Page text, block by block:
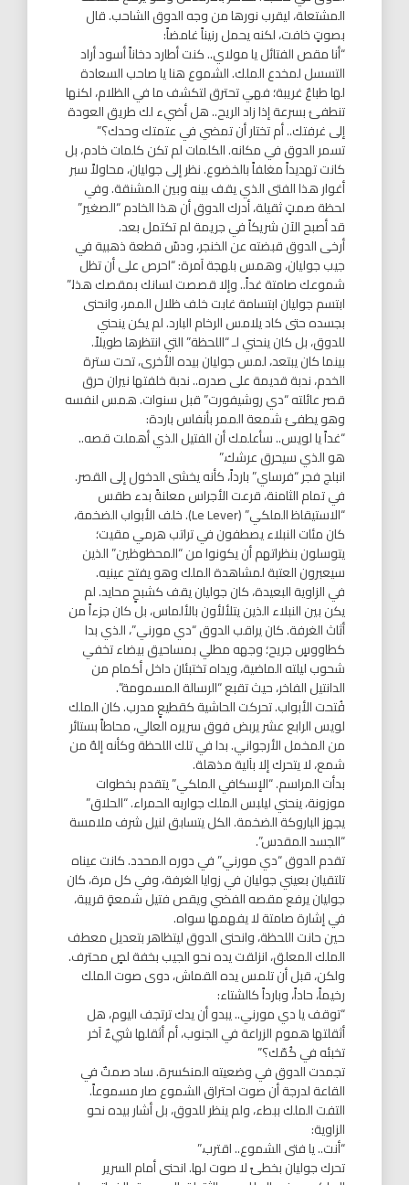
المشتعلة، ليقرب نورها من وجه الدوق الشاحب. قال
بصوتٍ خافت، لكنه يحمل رنيناً غامضاً:
“أنا مقص الفتائل يا مولاي.. كنت أطارد دخاناً أسود أراد
التسسل لمخدع الملك. الشموع هنا يا صاحب السعادة
لها طباعٌ غريبة؛ فهي تحترق لتكشف ما في الظلام، لكنها
تنطفئ بسرعة إذا زاد الريح.. هل أضيء لك طريق العودة
إلى غرفتك.. أم تختار أن تمضي في عتمتك وحدك؟”
تسمر الدوق في مكانه. الكلمات لم تكن كلمات خادم، بل
كانت تهديداً مغلفاً بالخضوع. نظر إلى جوليان، محاولاً سبر
أغوار هذا الفتى الذي يقف بينه وبين المشنقة. وفي
لحظة صمتٍ ثقيلة، أدرك الدوق أن هذا الخادم “الصغير”
قد أصبح الآن شريكاً في جريمة لم تكتمل بعد.
أرخى الدوق قبضته عن الخنجر، ودسّ قطعة ذهبية في
جيب جوليان، وهمس بلهجة آمرة: “احرص على أن تظل
شموعك صامتة غداً.. وإلا قصصت لسانك بمقصك هذا.”
ابتسم جوليان ابتسامة غابت خلف ظلال الممر، وانحنى
بجسده حتى كاد يلامس الرخام البارد. لم يكن ينحني
للدوق، بل كان ينحني لـ “اللحظة” التي انتظرها طويلاً.
بينما كان يبتعد، لمس جوليان بيده الأخرى، تحت سترة
الخدم، ندبة قديمة على صدره.. ندبة خلفتها نيران حرق
قصر عائلته “دي روشيفورت” قبل سنوات. همس لنفسه
وهو يطفئ شمعة الممر بأنفاس باردة:
“غداً يا لويس.. سأعلمك أن الفتيل الذي أهملت قصه..
هو الذي سيحرق عرشك.”
انبلج فجر “فرساي” بارداً، كأنه يخشى الدخول إلى القصر.
في تمام الثامنة، قرعت الأجراس معلنةً بدء طقس
“الاستيقاظ الملكي” (Le Lever). خلف الأبواب الضخمة،
كان مئات النبلاء يصطفون في تراتب هرمي مقيت؛
يتوسلون بنظراتهم أن يكونوا من “المحظوظين” الذين
سيعبرون العتبة لمشاهدة الملك وهو يفتح عينيه.
في الزاوية البعيدة، كان جوليان يقف كشبحٍ محايد. لم
يكن بين النبلاء الذين يتلألأون بالألماس، بل كان جزءاً من
أثاث الغرفة. كان يراقب الدوق “دي مورني”، الذي بدا
كطاووسٍ جريح؛ وجهه مطلي بمساحيق بيضاء تخفي
شحوب ليلته الماضية، ويداه تختبئان داخل أكمام من
الدانتيل الفاخر، حيث تقبع “الرسالة المسمومة”.
فُتحت الأبواب. تحركت الحاشية كقطيعٍ مدرب. كان الملك
لويس الرابع عشر يربض فوق سريره العالي، محاطاً بستائر
من المخمل الأرجواني. بدا في تلك اللحظة وكأنه إلهٌ من
شمع، لا يتحرك إلا بآلية مذهلة.
بدأت المراسم. “الإسكافي الملكي” يتقدم بخطوات
موزونة، ينحني ليلبس الملك جواربه الحمراء. “الحلاق”
يجهز الباروكة الضخمة. الكل يتسابق لنيل شرف ملامسة
“الجسد المقدس”.
تقدم الدوق “دي مورني” في دوره المحدد. كانت عيناه
تلتقيان بعيني جوليان في زوايا الغرفة، وفي كل مرة، كان
جوليان يرفع مقصه الفضي ويقص فتيل شمعةٍ قريبة،
في إشارة صامتة لا يفهمها سواه.
حين حانت اللحظة، وانحنى الدوق ليتظاهر بتعديل معطف
الملك المعلق، انزلقت يده نحو الجيب بخفة لصٍ محترف.
ولكن، قبل أن تلمس يده القماش، دوى صوت الملك
رخيماً، حاداً، وبارداً كالشتاء:
“توقف يا دي مورني.. يبدو أن يدك ترتجف اليوم، هل
أثقلتها هموم الزراعة في الجنوب، أم أثقلها شيءٌ آخر
تخبئه في كُمّك؟”
تجمدت الدوق في وضعيته المنكسرة. ساد صمتٌ في
القاعة لدرجة أن صوت احتراق الشموع صار مسموعاً.
التفت الملك ببطء، ولم ينظر للدوق، بل أشار بيده نحو
الزاوية:
“أنت.. يا فتى الشموع.. اقترب.”
تحرك جوليان بخطىً لا صوت لها. انحنى أمام السرير